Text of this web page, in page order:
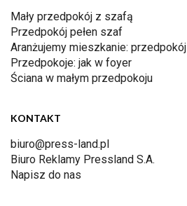
Mały przedpokój z szafą
Przedpokój pełen szaf
Aranżujemy mieszkanie: przedpokój
Przedpokoje: jak w foyer
Ściana w małym przedpokoju
KONTAKT
biuro@press-land.pl
Biuro Reklamy Pressland S.A.
Napisz do nas